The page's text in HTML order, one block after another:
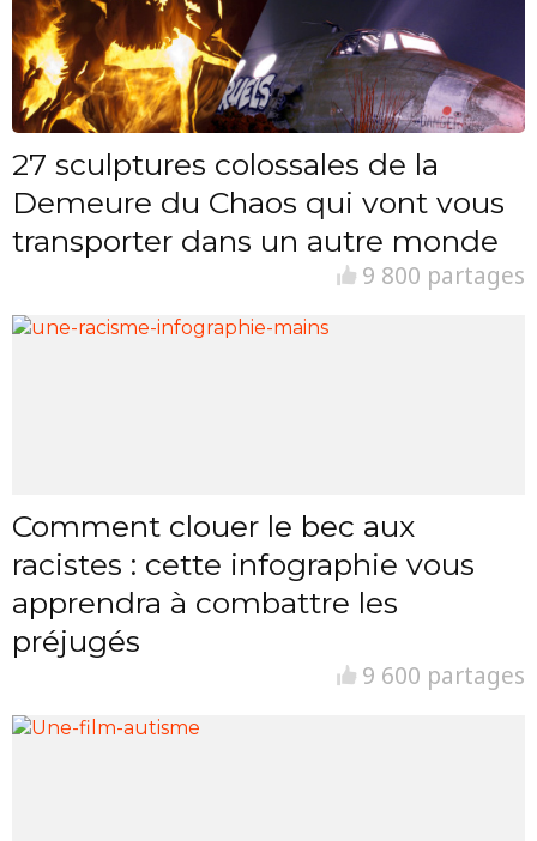
27 sculptures colossales de la
Demeure du Chaos qui vont vous
transporter dans un autre monde
9 800 partages
Comment clouer le bec aux
racistes : cette infographie vous
apprendra à combattre les
préjugés
9 600 partages